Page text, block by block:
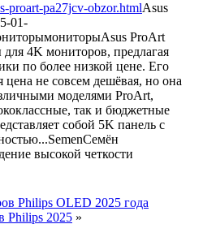
proart-pa27jcv-obzor.htmlAsus
01-
мониторыAsus ProArt
4K мониторов, предлагая
по более низкой цене. Его
цена не совсем дешёвая, но она
моделями ProArt,
так и бюджетные
собой 5K панель с
SemenСемён
Philips OLED 2025 года
Philips 2025 »